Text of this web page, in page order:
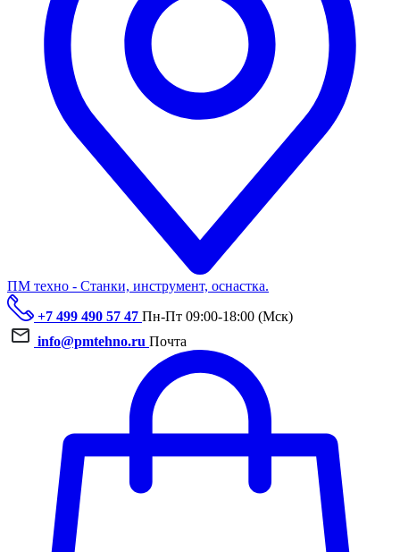
ПМ техно - Станки, инструмент, оснастка.
+7 499 490 57 47 Пн-Пт 09:00-18:00 (Мск)
info@pmtehno.ru Почта